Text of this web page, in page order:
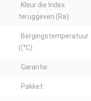
Kleur die Index
teruggeven (Ra):
Bergingstemperatuur
((°C):
Garantie:
Pakket: